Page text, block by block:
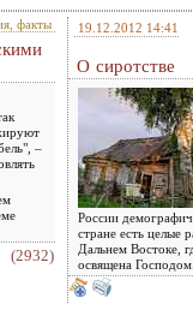
факты
–
(2932)
19.12.2012 14:41
О сиротстве
России
стране есть целые
Дальнем Востоке,
освящена Господом.